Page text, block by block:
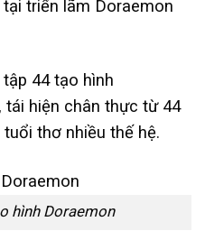
triển lãm Doraemon
44 tạo hình
tái hiện chân thực từ 44
thơ nhiều thế hệ.
hình Doraemon